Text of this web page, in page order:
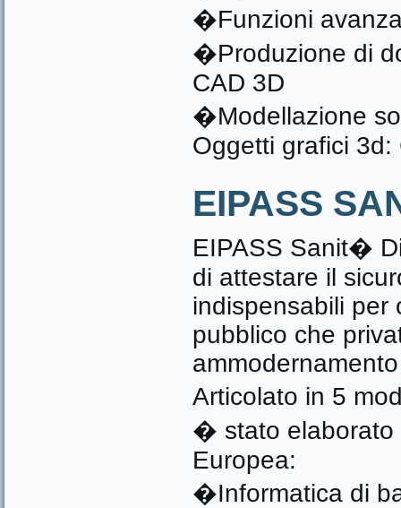
�Funzioni
�Produzione di
CAD 3D
�Modellazione
Oggetti grafici 3d:
EIPASS
EIPASS Sanit�
di attestare il
indispensabili per
pubblico che
Articolato in 5
� stato elaborato
Europea:
�Informatica di